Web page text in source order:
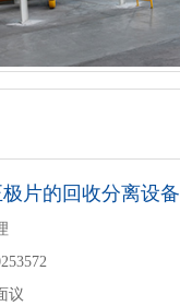
片的回收分离设备
议